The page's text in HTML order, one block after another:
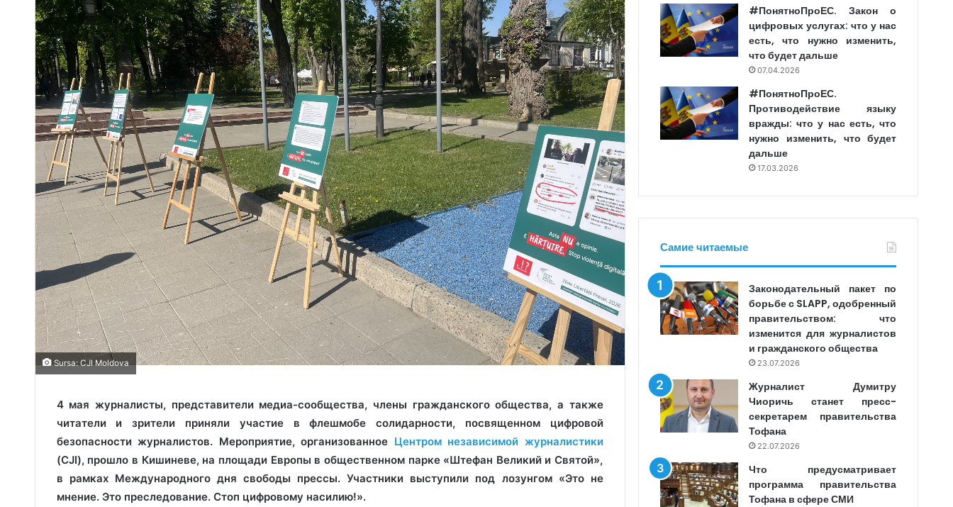
Sursa: CJI Moldova
4 мая журналисты, представители медиа-сообщества, члены гражданского общества, а также
читатели и зрители приняли участие в флешмобе солидарности, посвященном цифровой
безопасности журналистов. Мероприятие, организованное Центром независимой журналистики
(CJI), прошло в Кишиневе, на площади Европы в общественном парке «Штефан Великий и Святой»,
в рамках Международного дня свободы прессы. Участники выступили под лозунгом «Это не
мнение. Это преследование. Стоп цифровому насилию!».
#ПонятноПроЕС. Закон о
цифровых услугах: что у нас
есть, что нужно изменить,
что будет дальше
07.04.2026
#ПонятноПроЕС.
Противодействие языку
вражды: что у нас есть, что
нужно изменить, что будет
дальше
17.03.2026
Самие читаемые
Законодательный пакет по
борьбе с SLAPP, одобренный
правительством: что
изменится для журналистов
и гражданского общества
23.07.2026
Журналист Думитру
Чиоричь станет пресс-
секретарем правительства
Тофана
22.07.2026
Что предусматривает
программа правительства
Тофана в сфере СМИ